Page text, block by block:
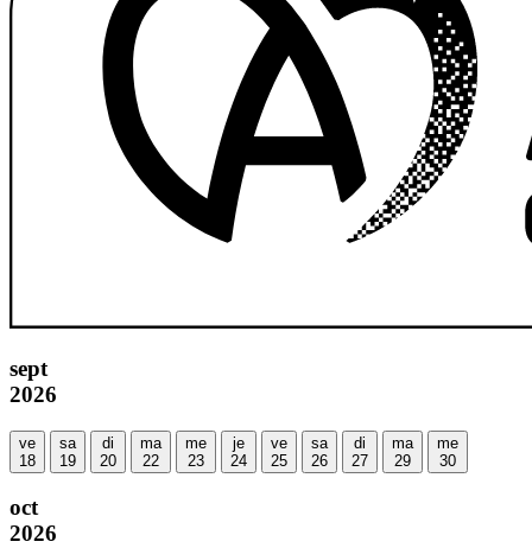
sept
2026
ve
18
sa
19
di
20
ma
22
me
23
je
24
ve
25
sa
26
di
27
ma
29
me
30
oct
2026